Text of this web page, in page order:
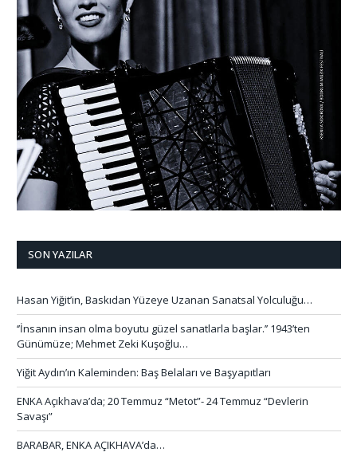
SON YAZILAR
Hasan Yiğit’in, Baskıdan Yüzeye Uzanan Sanatsal Yolculuğu…
‘’İnsanın insan olma boyutu güzel sanatlarla başlar.’’ 1943’ten
Günümüze; Mehmet Zeki Kuşoğlu…
Yiğit Aydın’ın Kaleminden: Baş Belaları ve Başyapıtları
ENKA Açıkhava’da; 20 Temmuz “Metot”- 24 Temmuz “Devlerin
Savaşı”
BARABAR, ENKA AÇIKHAVA’da…